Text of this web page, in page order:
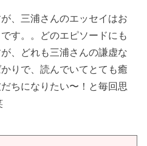
、三浦さんのエッセイはお
す。。どのエピソードにも
、どれも三浦さんの謙虚な
りで、読んでいてとても癒
ちになりたい〜！と毎回思